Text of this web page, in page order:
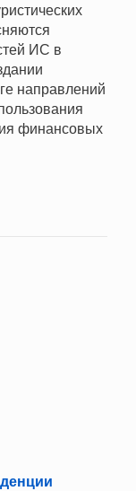
ИС в
направлений
финансовых